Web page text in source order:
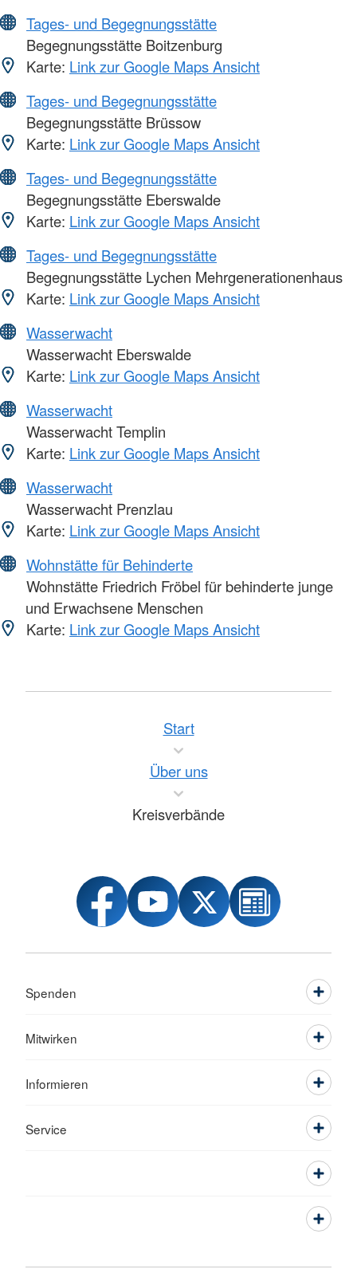
Tages- und Begegnungsstätte
Begegnungsstätte Boitzenburg
Karte: Link zur Google Maps Ansicht
Tages- und Begegnungsstätte
Begegnungsstätte Brüssow
Karte: Link zur Google Maps Ansicht
Tages- und Begegnungsstätte
Begegnungsstätte Eberswalde
Karte: Link zur Google Maps Ansicht
Tages- und Begegnungsstätte
Begegnungsstätte Lychen Mehrgenerationenhaus
Karte: Link zur Google Maps Ansicht
Wasserwacht
Wasserwacht Eberswalde
Karte: Link zur Google Maps Ansicht
Wasserwacht
Wasserwacht Templin
Karte: Link zur Google Maps Ansicht
Wasserwacht
Wasserwacht Prenzlau
Karte: Link zur Google Maps Ansicht
Wohnstätte für Behinderte
Wohnstätte Friedrich Fröbel für behinderte junge
und Erwachsene Menschen
Karte: Link zur Google Maps Ansicht
Start
Über uns
Kreisverbände
Spenden
Mitwirken
Informieren
Service